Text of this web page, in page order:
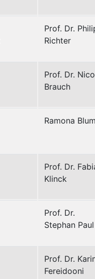
Prof. Dr.
Richter
Prof. Dr.
Brauch
Ramona
Prof. Dr.
Klinck
Prof. Dr.
Stephan Paul
Prof. Dr.
Fereidooni